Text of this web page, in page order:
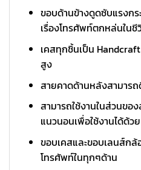
ขอบด้านข้างดูดซับแรงก
เรื่องโทรศัพท์ตกหล่นในชี
เคสทุกชิ้นเป็น
สูง
สายคาดด้านหลังสามารถ
สามารถใช้งานในส่วนขอ
แนวนอนเพื่อใช้งานได้ด้วย
ขอบเคสและขอบเลนส์ก
โทรศัพท์ในทุกๆด้าน